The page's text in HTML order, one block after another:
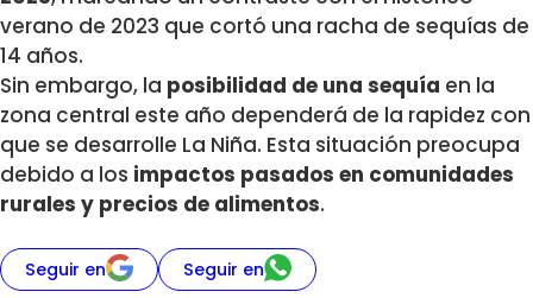
verano de 2023 que cortó una racha de sequías de
14 años.
Sin embargo, la posibilidad de una sequía en la
zona central este año dependerá de la rapidez con
que se desarrolle La Niña. Esta situación preocupa
debido a los impactos pasados en comunidades
rurales y precios de alimentos.
Seguir en Seguir en